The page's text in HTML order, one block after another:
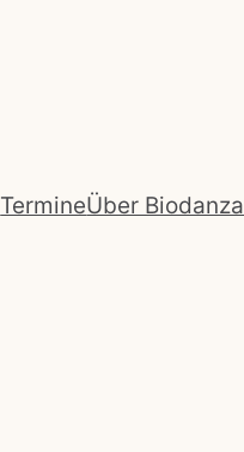
TermineÜber Biodanza